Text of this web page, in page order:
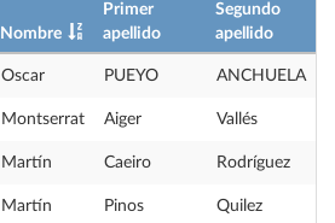
Nombre
Primer
apellido
Segundo
apellido
Oscar PUEYO ANCHUELA
Montserrat Aiger Vallés
Martín Caeiro Rodríguez
Martín Pinos Quilez